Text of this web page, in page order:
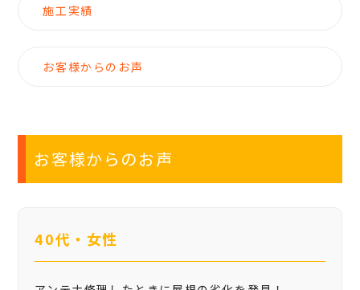
施工実績
お客様からのお声
お客様からのお声
40代・女性